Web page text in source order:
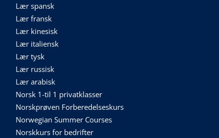
Lær spansk
Lær fransk
Lær kinesisk
Lær italiensk
Lær tysk
Lær russisk
Lær arabisk
Norsk 1-til 1 privatklasser
Norskprøven Forberedelseskurs
Norwegian Summer Courses
Norskkurs for bedrifter